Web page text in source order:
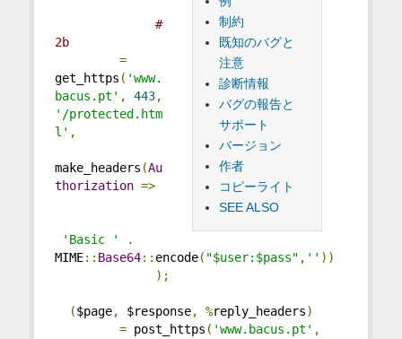
制約
既知のバグと
注意
診断情報
バグの報告と
サポート
バージョン
作者
コピーライト
SEE ALSO
#
2b
=
get_https ( 'www.
bacus.pt' , 443,
'/protected.htm
l' ,
make_headers (Au
thorization =>
'Basic '
.
MIME:: Base64:: encode( "$user:$pass" , '' ))
);
($page, $response, %reply_headers)
= post_https ( 'www.bacus.pt' ,